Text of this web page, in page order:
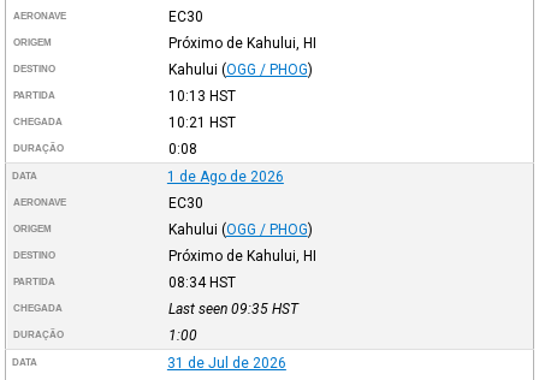
AERONAVE EC30
ORIGEM Próximo de Kahului, HI
DESTINO Kahului (OGG / PHOG)
PARTIDA 10:13 HST
CHEGADA 10:21 HST
DURAÇÃO 0:08
DATA 1 de Ago de 2026
AERONAVE EC30
ORIGEM Kahului (OGG / PHOG)
DESTINO Próximo de Kahului, HI
PARTIDA 08:34HST
CHEGADA Last seen 09:35 HST
DURAÇÃO 1:00
DATA 31 de Jul de 2026